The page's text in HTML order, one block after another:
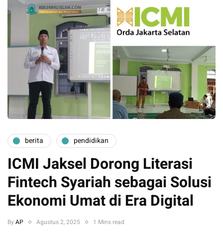
berita pendidikan
ICMI Jaksel Dorong Literasi
Fintech Syariah sebagai Solusi
Ekonomi Umat di Era Digital
By AP Agustus 2, 2025 1 Mins read